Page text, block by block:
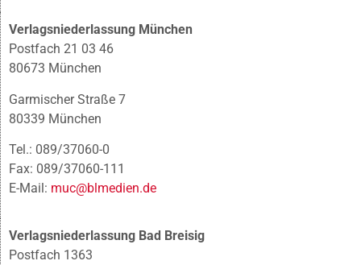
Verlagsniederlassung München
Postfach 21 03 46
80673 München
Garmischer Straße 7
80339 München
Tel.: 089/37060-0
Fax: 089/37060-111
E-Mail: muc@blmedien.de
Verlagsniederlassung Bad Breisig
Postfach 1363